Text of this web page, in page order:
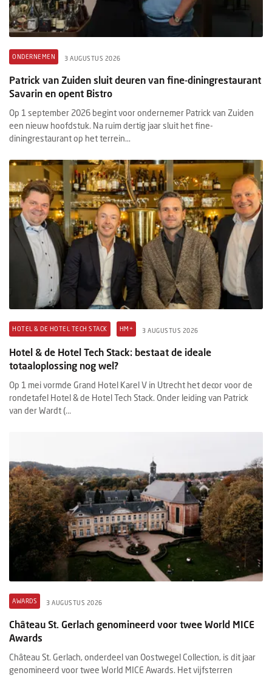
ONDERNEMEN 3 AUGUSTUS 2026
Patrick van Zuiden sluit deuren van fine-diningrestaurant
Savarin en opent Bistro
Op 1 september 2026 begint voor ondernemer Patrick van Zuiden
een nieuw hoofdstuk. Na ruim dertig jaar sluit het fine-
diningrestaurant op het terrein...
HOTEL & DE HOTEL TECH STACK HM+ 3 AUGUSTUS 2026
Hotel & de Hotel Tech Stack: bestaat de ideale
totaaloplossing nog wel?
Op 1 mei vormde Grand Hotel Karel V in Utrecht het decor voor de
rondetafel Hotel & de Hotel Tech Stack. Onder leiding van Patrick
van der Wardt (...
AWARDS 3 AUGUSTUS 2026
Château St. Gerlach genomineerd voor twee World MICE
Awards
Château St. Gerlach, onderdeel van Oostwegel Collection, is dit jaar
genomineerd voor twee World MICE Awards. Het vijfsterren